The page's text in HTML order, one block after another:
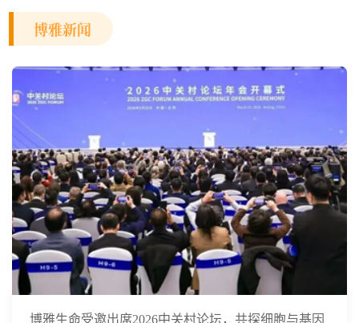
博雅新闻
博雅生命受邀出席2026中关村论坛，共探细胞与基因